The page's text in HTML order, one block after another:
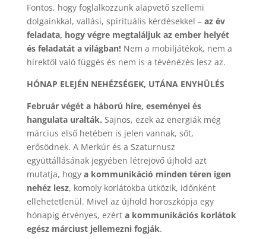
Fontos, hogy foglalkozzunk alapvető szellemi
dolgainkkal, vallási, spirituális kérdésekkel – az év
feladata, hogy végre megtaláljuk az ember helyét
és feladatát a világban!Nem a mobiljátékok, nem a
hírektől való függés és nem is a tévénézés lesz az.
HÓNAP ELEJÉN NEHÉZSÉGEK, UTÁNA ENYHÜLÉS
Február végét a háború híre, eseményei és
hangulata uralták. Sajnos, ezek az energiák még
március első hetében is jelen vannak, sőt,
erősödnek. A Merkúr és a Szaturnusz
együttállásának jegyében létrejövő újhold azt
mutatja, hogy a kommunikáció minden téren igen
nehéz lesz, komoly korlátokba ütközik, időnként
ellehetetlenül. Mivel az újhold horoszkópja egy
hónapig érvényes, ezért a kommunikációs korlátok
egész márciust jellemezni fogják.